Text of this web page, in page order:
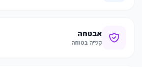
אבטחה
קנייה בטוחה